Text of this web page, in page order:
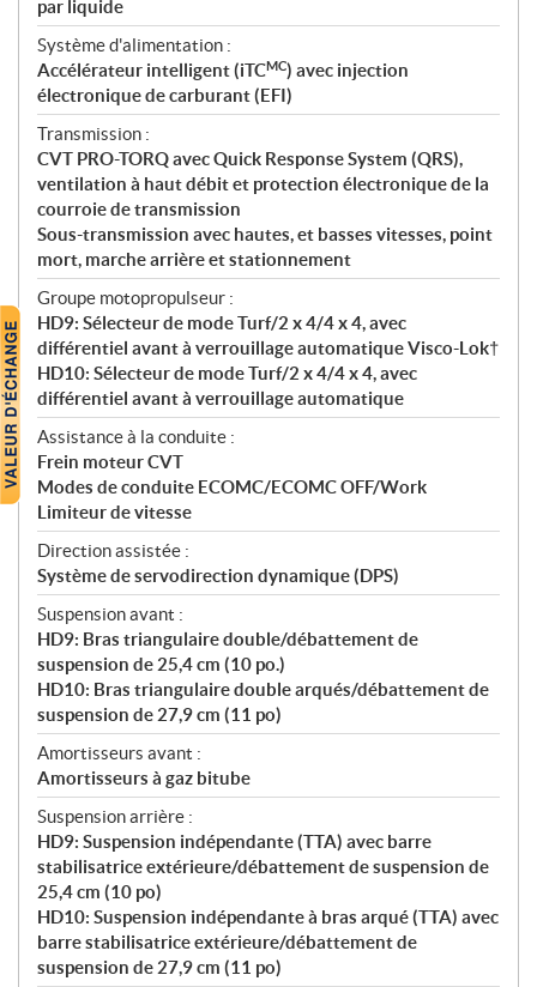
par liquide
Système d'alimentation :
Accélérateur intelligent (iTCMC) avec injection
électronique de carburant (EFI)
Transmission :
CVT PRO-TORQ avec Quick Response System (QRS),
ventilation à haut débit et protection électronique de la
courroie de transmission
Sous-transmission avec hautes, et basses vitesses, point
mort, marche arrière et stationnement
Groupe motopropulseur :
HD9: Sélecteur de mode Turf/2 x 4/4 x 4, avec
différentiel avant à verrouillage automatique Visco-Lok†
HD10: Sélecteur de mode Turf/2 x 4/4 x 4, avec
différentiel avant à verrouillage automatique
Assistance à la conduite :
Frein moteur CVT
Modes de conduite ECOMC/ECOMC OFF/Work
Limiteur de vitesse
Direction assistée :
Système de servodirection dynamique (DPS)
Suspension avant :
HD9: Bras triangulaire double/débattement de
suspension de 25,4 cm (10 po.)
HD10: Bras triangulaire double arqués/débattement de
suspension de 27,9 cm (11 po)
Amortisseurs avant :
Amortisseurs à gaz bitube
Suspension arrière :
HD9: Suspension indépendante (TTA) avec barre
stabilisatrice extérieure/débattement de suspension de
25,4 cm (10 po)
HD10: Suspension indépendante à bras arqué (TTA) avec
barre stabilisatrice extérieure/débattement de
suspension de 27,9 cm (11 po)